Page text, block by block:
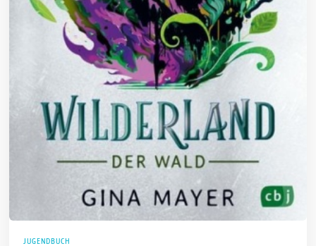
JUGENDBUCH